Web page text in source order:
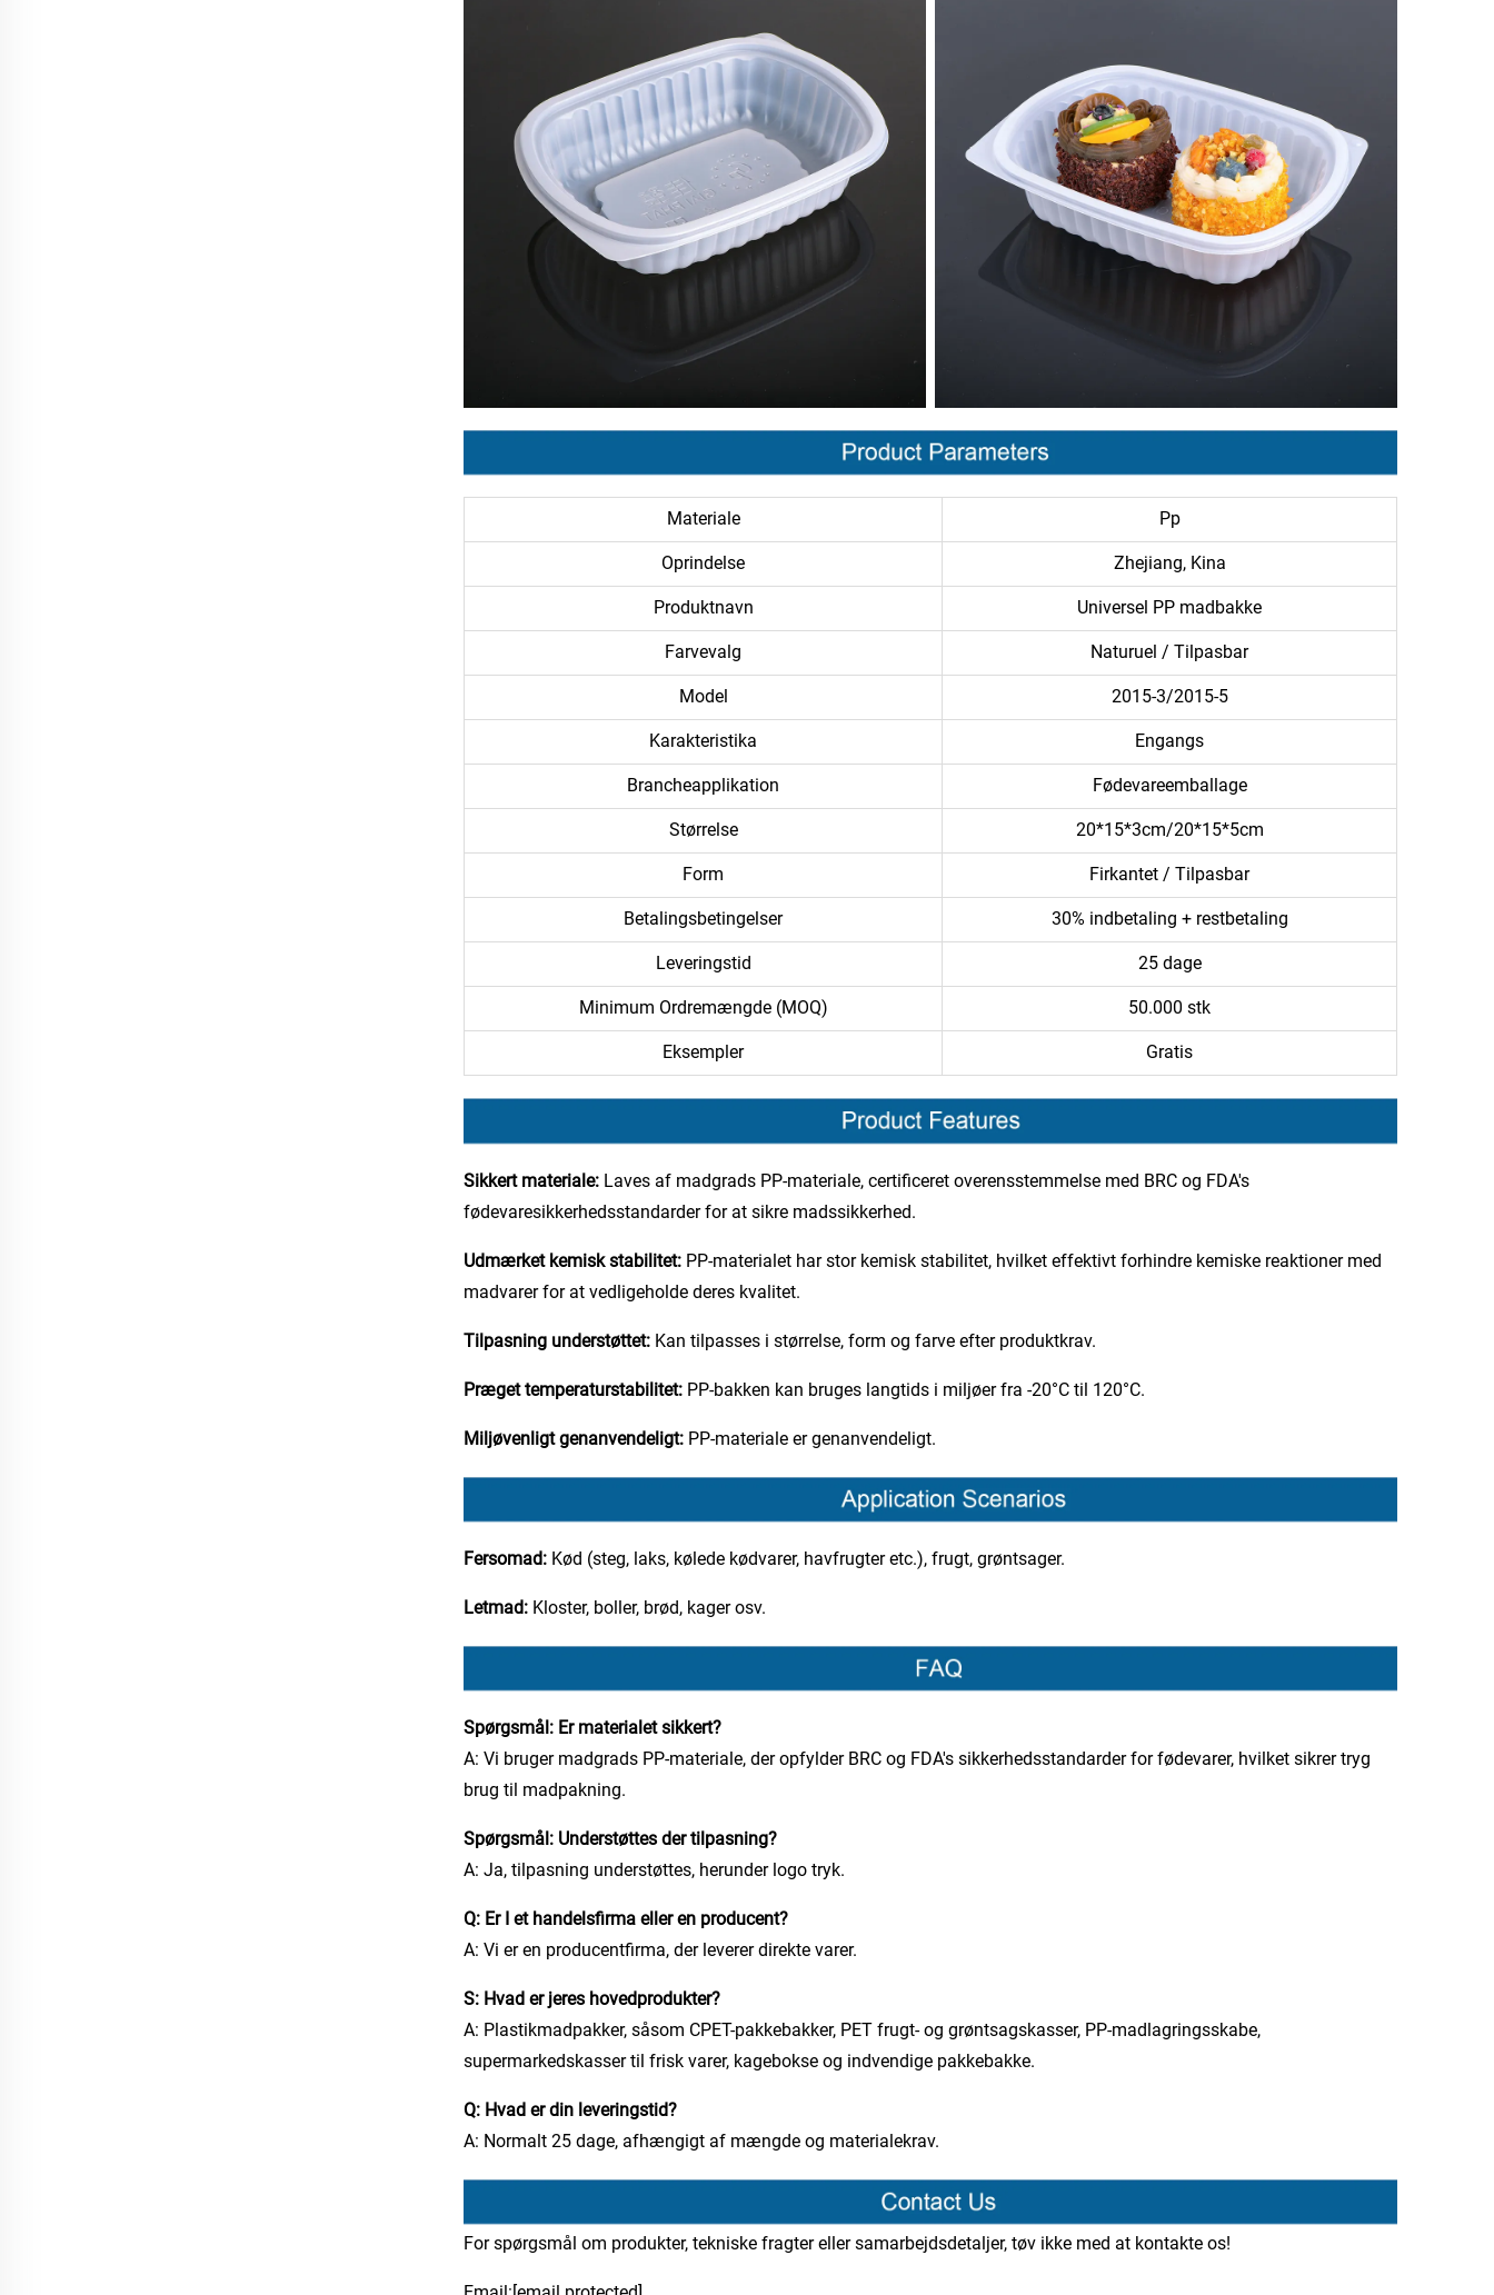
Materiale Pp
Oprindelse Zhejiang, Kina
Produktnavn Universel PP madbakke
Farvevalg Naturuel / Tilpasbar
Model 2015-3/2015-5
Karakteristika Engangs
Brancheapplikation Fødevareemballage
Størrelse 20*15*3cm/20*15*5cm
Form Firkantet / Tilpasbar
Betalingsbetingelser 30% indbetaling + restbetaling
Leveringstid 25 dage
Minimum Ordremængde (MOQ) 50.000 stk
Eksempler Gratis
Sikkert materiale: Laves af madgrads PP-materiale, certificeret overensstemmelse med BRC og FDA's
fødevaresikkerhedsstandarder for at sikre madssikkerhed.
Udmærket kemisk stabilitet: PP-materialet har stor kemisk stabilitet, hvilket effektivt forhindre kemiske reaktioner med
madvarer for at vedligeholde deres kvalitet.
Tilpasning understøttet: Kan tilpasses i størrelse, form og farve efter produktkrav.
Præget temperaturstabilitet: PP-bakken kan bruges langtids i miljøer fra -20°C til 120°C.
Miljøvenligt genanvendeligt: PP-materiale er genanvendeligt.
Fersomad: Kød (steg, laks, kølede kødvarer, havfrugter etc.), frugt, grøntsager.
Letmad: Kloster, boller, brød, kager osv.
Spørgsmål: Er materialet sikkert?
A: Vi bruger madgrads PP-materiale, der opfylder BRC og FDA's sikkerhedsstandarder for fødevarer, hvilket sikrer tryg
brug til madpakning.
Spørgsmål: Understøttes der tilpasning?
A: Ja, tilpasning understøttes, herunder logo tryk.
Q: Er I et handelsfirma eller en producent?
A: Vi er en producentfirma, der leverer direkte varer.
S: Hvad er jeres hovedprodukter?
A: Plastikmadpakker, såsom CPET-pakkebakker, PET frugt- og grøntsagskasser, PP-madlagringsskabe,
supermarkedskasser til frisk varer, kagebokse og indvendige pakkebakke.
Q: Hvad er din leveringstid?
A: Normalt 25 dage, afhængigt af mængde og materialekrav.
For spørgsmål om produkter, tekniske fragter eller samarbejdsdetaljer, tøv ikke med at kontakte os!